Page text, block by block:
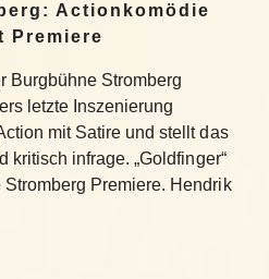
Actionkomödie
Premiere
Burgbühne Stromberg
letzte Inszenierung
mit Satire und stellt das
kritisch infrage. „Goldfinger“
Premiere. Hendrik